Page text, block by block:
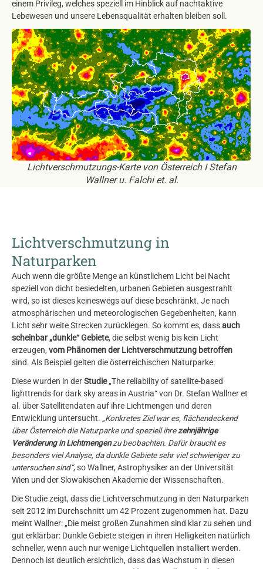
einem Privileg, welches speziell im Hinblick auf nachtaktive
Lebewesen und unsere Lebensqualität erhalten bleiben soll.
Lichtverschmutzungs-Karte von Österreich I Stefan
Wallner u. Falchi et. al.
Lichtverschmutzung in
Naturparken
Auch wenn die größte Menge an künstlichem Licht bei Nacht
speziell von dicht besiedelten, urbanen Gebieten ausgestrahlt
wird, so ist dieses keineswegs auf diese beschränkt. Je nach
atmosphärischen und meteorologischen Gegebenheiten, kann
Licht sehr weite Strecken zurücklegen. So kommt es, dassauch
scheinbar „dunkle“ Gebiete, die selbst wenig bis kein Licht
erzeugen, vom Phänomen der Lichtverschmutzung betroffen
sind. Als Beispiel gelten die österreichischen Naturparke.
Diese wurden in derStudie„The reliability of satellite-based
lighttrends for dark sky areas in Austria“ von Dr. Stefan Wallner et
al. über Satellitendaten auf ihre Lichtmengen und deren
Entwicklung untersucht. „Konkretes Ziel war es, flächendeckend
über Österreich die Naturparke und speziell ihrezehnjährige
Veränderung in Lichtmengenzu beobachten. Dafür braucht es
besonders viel Analyse, da dunkle Gebiete sehr viel schwieriger zu
untersuchen sind“, so Wallner, Astrophysiker an der Universität
Wien und der Slowakischen Akademie der Wissenschaften.
Die Studie zeigt, dass die Lichtverschmutzung in den Naturparken
seit 2012 im Durchschnitt um 42 Prozent zugenommen hat. Dazu
meint Wallner: „Die meist großen Zunahmen sind klar zu sehen und
gut erklärbar: Dunkle Gebiete steigen in ihren Helligkeiten natürlich
schneller, wenn auch nur wenige Lichtquellen installiert werden.
Dennoch ist deutlich ersichtlich, dass das Wachstum in diesen